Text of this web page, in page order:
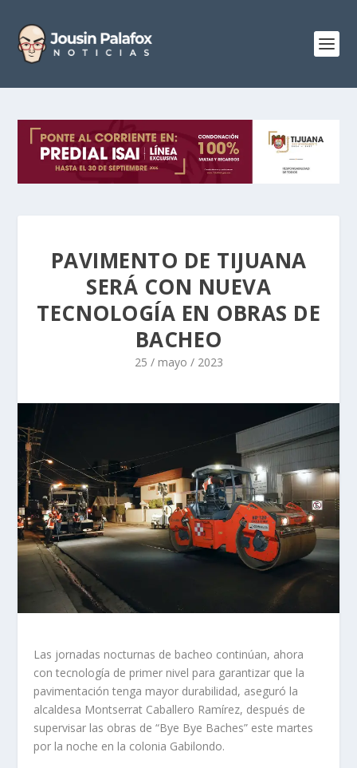
PAVIMENTO DE TIJUANA
SERÁ CON NUEVA
TECNOLOGÍA EN OBRAS DE
BACHEO
25 / mayo / 2023
Las jornadas nocturnas de bacheo continúan, ahora
con tecnología de primer nivel para garantizar que la
pavimentación tenga mayor durabilidad, aseguró la
alcaldesa Montserrat Caballero Ramírez, después de
supervisar las obras de “Bye Bye Baches” este martes
por la noche en la colonia Gabilondo.